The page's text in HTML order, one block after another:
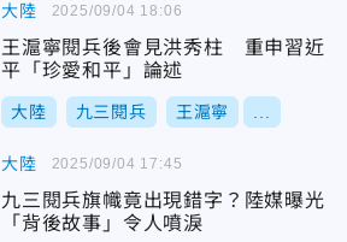
大陸
王滬寧閱兵後會見洪秀柱 重申習近
平「珍愛和平」論述
大陸 九三閱兵 王滬寧
2025/09/04 18:06
大陸
九三閱兵旗幟竟出現錯字？陸媒曝光
「背後故事」令人噴淚
2025/09/04 17:45